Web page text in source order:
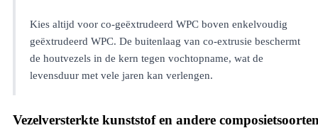
Kies altijd voor co-geëxtrudeerd WPC boven enkelvoudig
geëxtrudeerd WPC. De buitenlaag van co-extrusie beschermt
de houtvezels in de kern tegen vochtopname, wat de
levensduur met vele jaren kan verlengen.
Vezelversterkte kunststof en andere